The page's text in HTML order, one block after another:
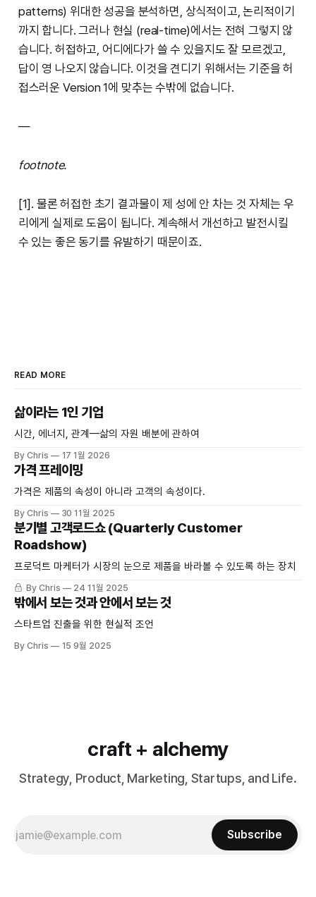
patterns) 위대한 성공을 분석하면, 상식적이고, 논리적이기
까지 합니다. 그러나 현실 (real-time)에서는 전혀 그렇지 않
습니다. 허접하고, 어디에다가 쓸 수 있을지도 잘 모르겠고,
답이 영 나오지 않습니다. 이것을 견디기 위해서는 기준을 허
접스러운 Version 1에 맞추는 수밖에 없습니다.
—
footnote.
[1]. 물론 허접한 초기 결과물이 제 성에 안 차는 것 자체는 우
리에게 실제로 도움이 됩니다. 계속해서 개선하고 발전시킬
수 있는 좋은 동기를 유발하기 때문이죠.
READ MORE
삶이라는 1인 기업
시간, 에너지, 관계—삶의 자원 배분에 관하여
By Chris 17 1월 2026
가격 프레이밍
가격은 제품의 속성이 아니라 고객의 속성이다.
By Chris 30 11월 2025
분기별 고객로드쇼 (Quarterly Customer
Roadshow)
프로덕트 마케터가 시장의 눈으로 제품을 바라볼 수 있도록 하는 장치
By Chris 24 11월 2025
밖에서 보는 것과 안에서 보는 것
스타트업 진출을 위한 현실적 조언
By Chris 15 9월 2025
craft + alchemy
Strategy, Product, Marketing, Startups, and Life.
Subscribe